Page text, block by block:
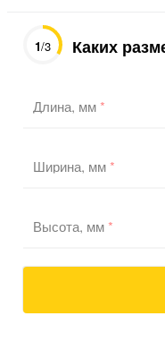
1/3 Каких
Длина, мм*
Ширина, мм*
Высота, мм*